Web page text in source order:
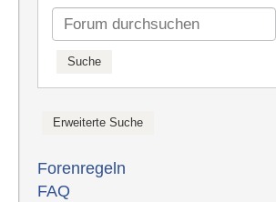
Forenregeln
FAQ